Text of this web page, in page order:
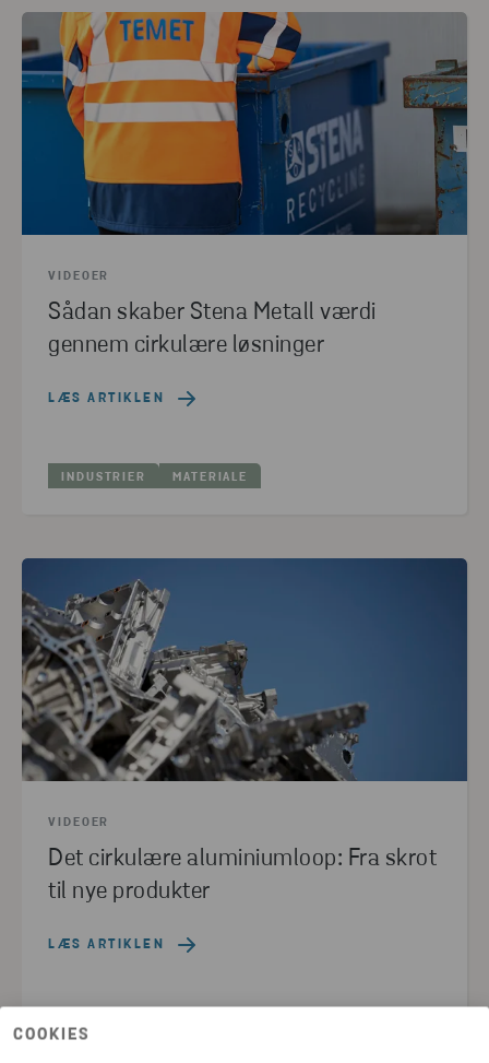
COOKIES
VIDEOER
Sådan skaber Stena Metall værdi
gennem cirkulære løsninger
LÆS ARTIKLEN
INDUSTRIER MATERIALE
VIDEOER
Det cirkulære aluminiumloop: Fra skrot
til nye produkter
LÆS ARTIKLEN